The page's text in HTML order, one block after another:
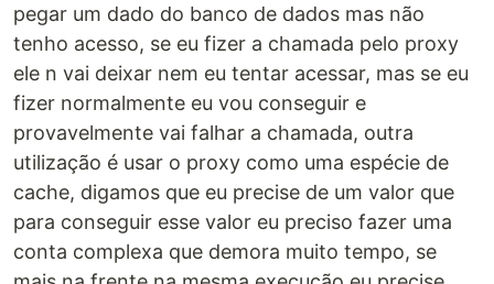
pegar um dado do banco de dados mas não
tenho acesso, se eu fizer a chamada pelo proxy
ele n vai deixar nem eu tentar acessar, mas se eu
fizer normalmente eu vou conseguir e
provavelmente vai falhar a chamada, outra
utilização é usar o proxy como uma espécie de
cache, digamos que eu precise de um valor que
para conseguir esse valor eu preciso fazer uma
conta complexa que demora muito tempo, se